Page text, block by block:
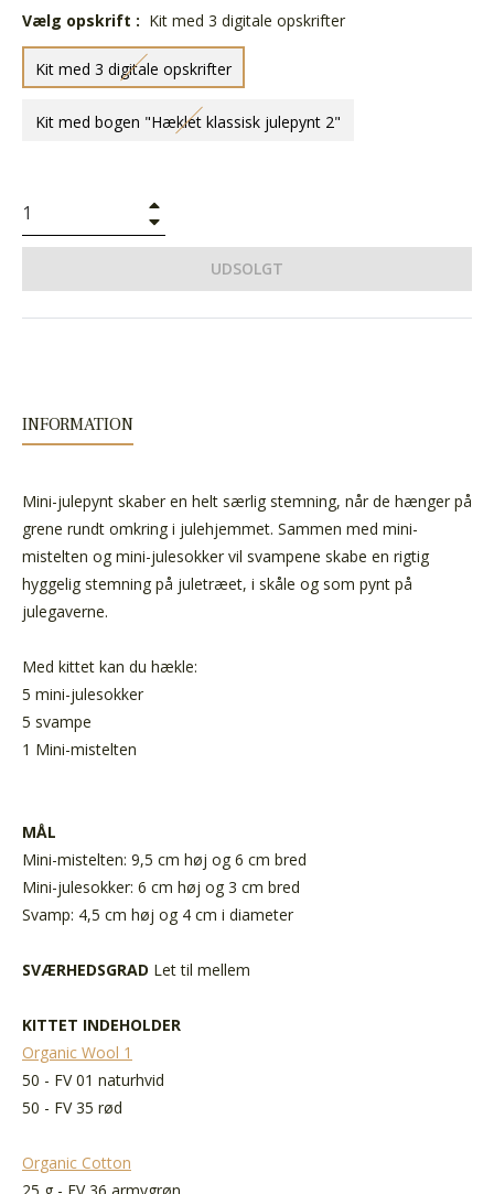
Vælg opskrift : Kit med 3 digitale opskrifter
Kit med 3 digitale opskrifter
Kit med bogen "Hæklet klassisk julepynt 2"
UDSOLGT
INFORMATION
Mini-julepynt skaber en helt særlig stemning, når de hænger på
grene rundt omkring i julehjemmet. Sammen med mini-
mistelten og mini-julesokker vil svampene skabe en rigtig
hyggelig stemning på juletræet, i skåle og som pynt på
julegaverne.
Med kittet kan du hækle:
5 mini-julesokker
5 svampe
1 Mini-mistelten
MÅL
Mini-mistelten: 9,5 cm høj og 6 cm bred
Mini-julesokker: 6 cm høj og 3 cm bred
Svamp: 4,5 cm høj og 4 cm i diameter
SVÆRHEDSGRAD Let til mellem
KITTET INDEHOLDER
Organic Wool 1
50 - FV 01 naturhvid
50 - FV 35 rød
Organic Cotton